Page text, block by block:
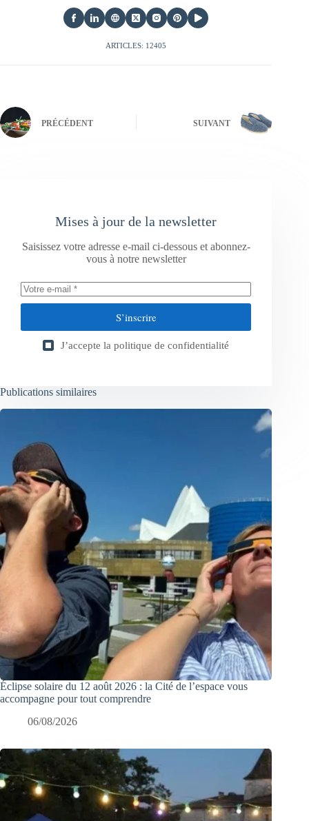
ARTICLES: 12405
PRÉCÉDENT SUIVANT
Mises à jour de la newsletter
Saisissez votre adresse e-mail ci-dessous et abonnez-
vous à notre newsletter
S’inscrire
J’accepte la politique de confidentialité
Publications similaires
Éclipse solaire du 12 août 2026 : la Cité de l’espace vous
accompagne pour tout comprendre
06/08/2026